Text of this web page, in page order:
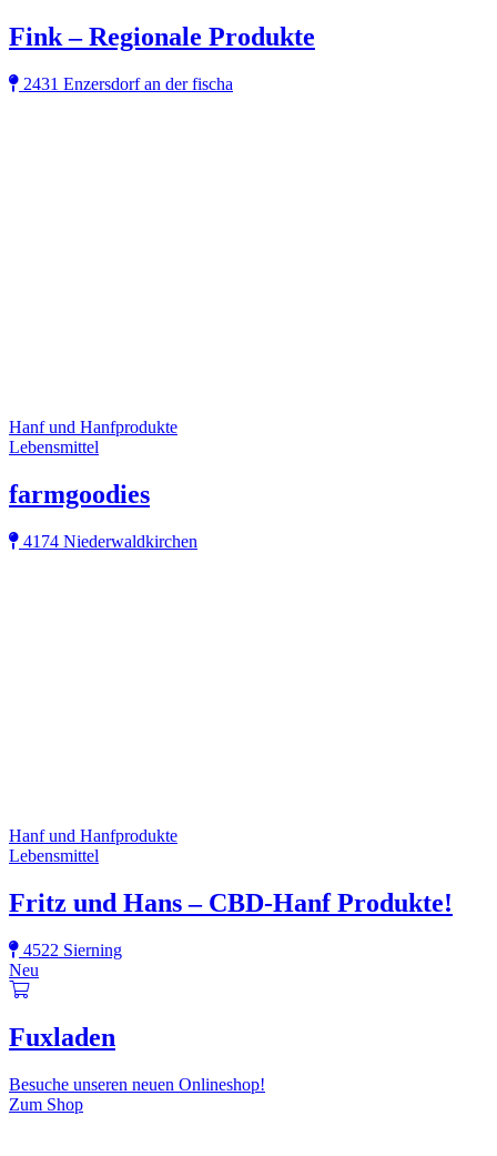
Fink – Regionale Produkte
2431 Enzersdorf an der fischa
Hanf und Hanfprodukte
Lebensmittel
farmgoodies
4174 Niederwaldkirchen
Hanf und Hanfprodukte
Lebensmittel
Fritz und Hans – CBD-Hanf Produkte!
4522 Sierning
Neu
Fuxladen
Besuche unseren neuen Onlineshop!
Zum Shop